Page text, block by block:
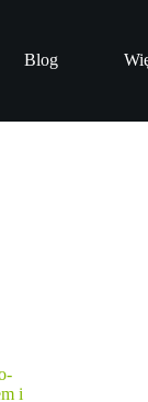
Blog